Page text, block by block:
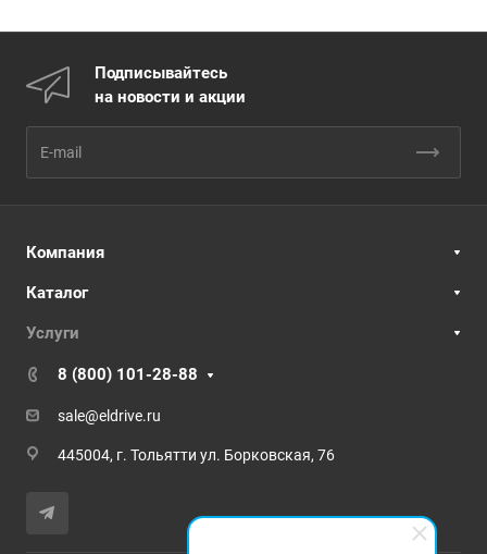
Подписывайтесь
на новости и акции
Компания
Каталог
Услуги
8 (800) 101-28-88
sale@eldrive.ru
445004, г. Тольятти ул. Борковская, 76